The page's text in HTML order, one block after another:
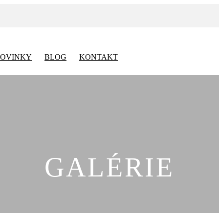
BLOG KONTAKT
GALÉRIE